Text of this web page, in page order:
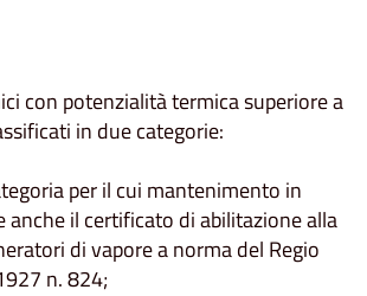
con potenzialità termica superiore a
in due categorie:
per il cui mantenimento in
anche il certificato di abilitazione alla
di vapore a norma del Regio
n. 824;